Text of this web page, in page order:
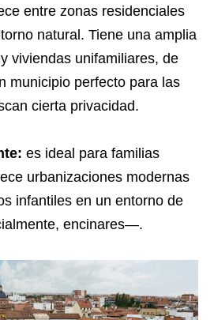
entre zonas residenciales
natural. Tiene una amplia
viviendas unifamiliares, de
municipio perfecto para las
cierta privacidad.
es ideal para familias
urbanizaciones modernas
infantiles en un entorno de
encinares—.